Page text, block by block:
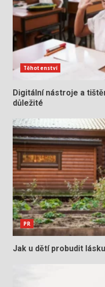
Těhotenství
Digitální nástroje a
důležité
PR
Jak u dětí probudit